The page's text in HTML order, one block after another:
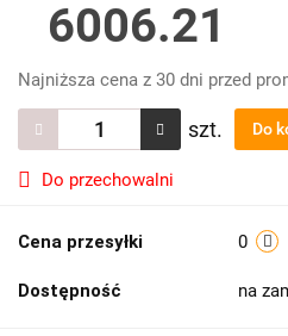
6006.21
Najniższa cena z 30 dni przed
szt. Do
Do przechowalni
Cena przesyłki 0
Dostępność na